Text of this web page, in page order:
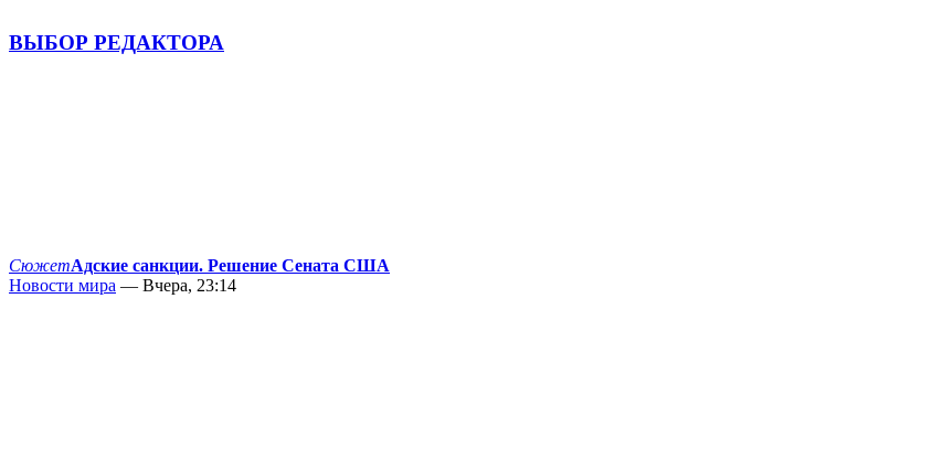
ВЫБОР РЕДАКТОРА
СюжетАдские санкции. Решение Сената США
Новости мира — Вчера, 23:14